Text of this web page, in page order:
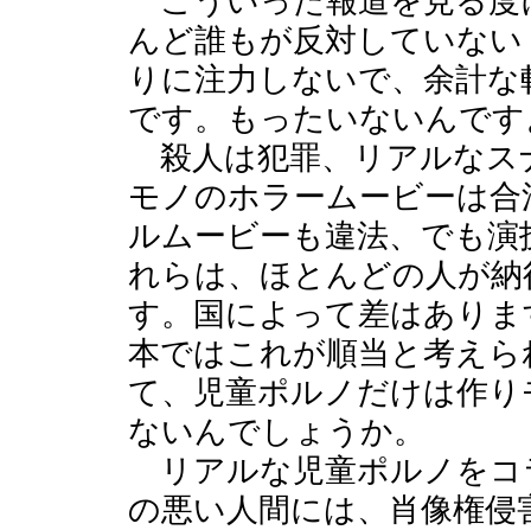
んど誰もが反対していな
りに注力しないで、余計
です。もったいないんで
殺人は犯罪、リアルなス
モノのホラームービーは
ルムービーも違法、でも
れらは、ほとんどの人が
す。国によって差はあり
本ではこれが順当と考え
て、児童ポルノだけは作
ないんでしょうか。
リアルな児童ポルノをコ
の悪い人間には、肖像権